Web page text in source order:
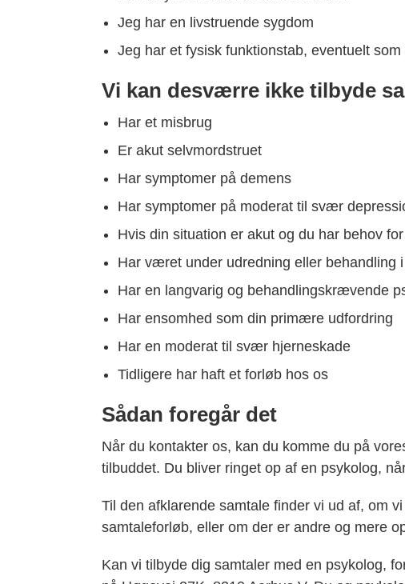
Jeg har en livstruende sygdom
Jeg har et fysisk funktionstab, eventuelt
Vi kan desværre ikke tilbyde
Har et misbrug
Er akut selvmordstruet
Har symptomer på demens
Har symptomer på moderat til svær
Hvis din situation er akut og du har behov
Har været under udredning eller behandling
Har en langvarig og behandlingskrævende
Har ensomhed som din primære udfordring
Har en moderat til svær hjerneskade
Tidligere har haft et forløb hos os
Sådan foregår det
Når du kontakter os, kan du komme du på
tilbuddet. Du bliver ringet op af en psykolog,
Til den afklarende samtale finder vi ud af, om
samtaleforløb, eller om der er andre og mere
Kan vi tilbyde dig samtaler med en psykolog,